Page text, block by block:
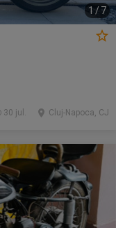
1 /7
Cluj-Napoca, CJ
30 jul.